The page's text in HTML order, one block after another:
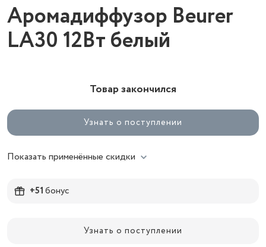
Аромадиффузор Beurer
LA30 12Вт белый
Товар закончился
Узнать о поступлении
Показать применённые скидки
+51бонус
Узнать о поступлении